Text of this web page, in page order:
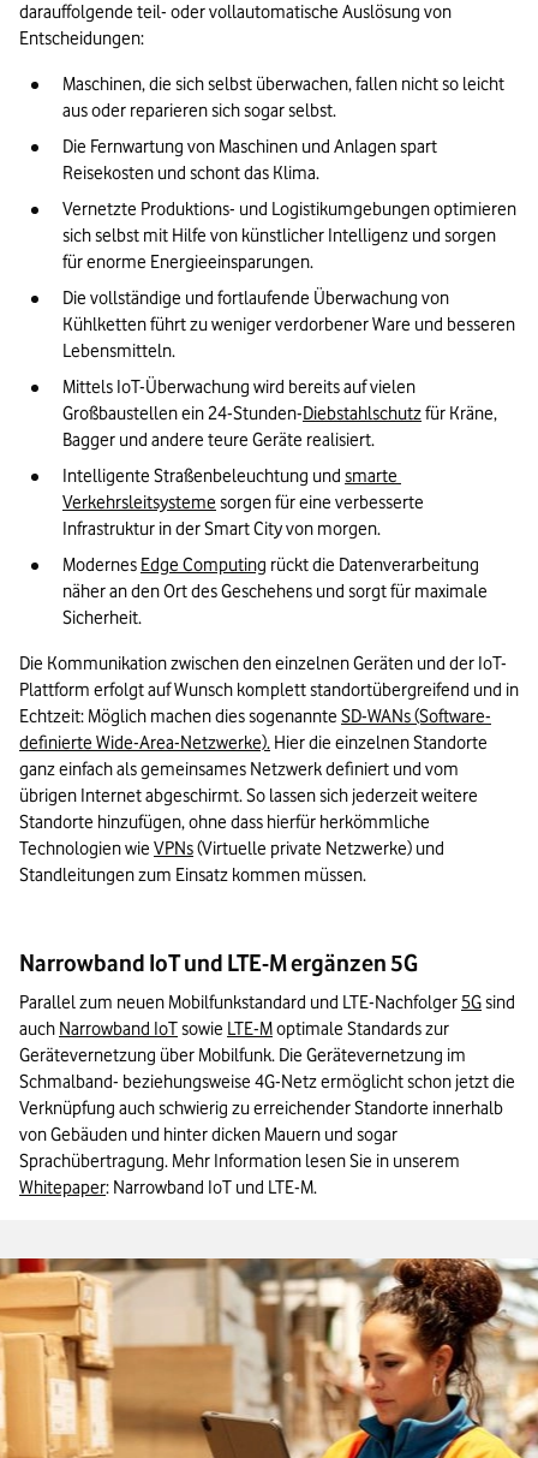
darauffolgende teil- oder vollautomatische Auslösung von
Entscheidungen:
Maschinen, die sich selbst überwachen, fallen nicht so leicht
aus oder reparieren sich sogar selbst.
Die Fernwartung von Maschinen und Anlagen spart
Reisekosten und schont das Klima.
Vernetzte Produktions- und Logistikumgebungen optimieren
sich selbst mit Hilfe von künstlicher Intelligenz und sorgen
für enorme Energieeinsparungen.
Die vollständige und fortlaufende Überwachung von
Kühlketten führt zu weniger verdorbener Ware und besseren
Lebensmitteln.
Mittels IoT-Überwachung wird bereits auf vielen
Großbaustellen ein 24-Stunden-Diebstahlschutz für Kräne,
Bagger und andere teure Geräte realisiert.
Intelligente Straßenbeleuchtung und smarte
Verkehrsleitsysteme sorgen für eine verbesserte
Infrastruktur in der Smart City von morgen.
Modernes Edge Computing rückt die Datenverarbeitung
näher an den Ort des Geschehens und sorgt für maximale
Sicherheit.
Die Kommunikation zwischen den einzelnen Geräten und der IoT-
Plattform erfolgt auf Wunsch komplett standortübergreifend und in
Echtzeit: Möglich machen dies sogenannte SD-WANs (Software-
definierte Wide-Area-Netzwerke). Hier die einzelnen Standorte
ganz einfach als gemeinsames Netzwerk definiert und vom
übrigen Internet abgeschirmt. So lassen sich jederzeit weitere
Standorte hinzufügen, ohne dass hierfür herkömmliche
Technologien wie VPNs (Virtuelle private Netzwerke) und
Standleitungen zum Einsatz kommen müssen.
Narrowband IoT und LTE-M ergänzen 5G
Parallel zum neuen Mobilfunkstandard und LTE-Nachfolger 5G sind
auch Narrowband IoT sowie LTE-M optimale Standards zur
Gerätevernetzung über Mobilfunk. Die Gerätevernetzung im
Schmalband- beziehungsweise 4G-Netz ermöglicht schon jetzt die
Verknüpfung auch schwierig zu erreichender Standorte innerhalb
von Gebäuden und hinter dicken Mauern und sogar
Whitepaper: Narrowband IoT und LTE-M.